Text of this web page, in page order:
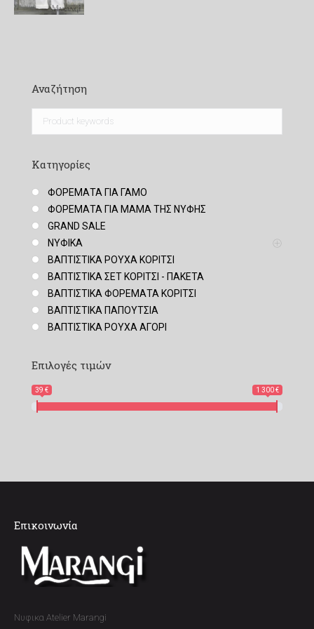
Αναζήτηση
Κατηγορίες
ΦΟΡΕΜΑΤΑ ΓΙΑ ΓΑΜΟ
ΦΟΡΕΜΑΤΑ ΓΙΑ ΜΑΜΑ ΤΗΣ ΝΥΦΗΣ
GRAND SALE
ΝΥΦΙΚΑ
ΒΑΠΤΙΣΤΙΚΑ ΡΟΥΧΑ ΚΟΡΙΤΣΙ
ΒΑΠΤΙΣΤΙΚΑ ΣΕΤ ΚΟΡΙΤΣΙ - ΠΑΚΕΤΑ
ΒΑΠΤΙΣΤΙΚΑ ΦΟΡΕΜΑΤΑ ΚΟΡΙΤΣΙ
ΒΑΠΤΙΣΤΙΚΑ ΠΑΠΟΥΤΣΙΑ
ΒΑΠΤΙΣΤΙΚΑ ΡΟΥΧΑ ΑΓΟΡΙ
Επιλογές τιμών
39 € 1 300 €
Επικοινωνία
Νυφικα Atelier Marangi